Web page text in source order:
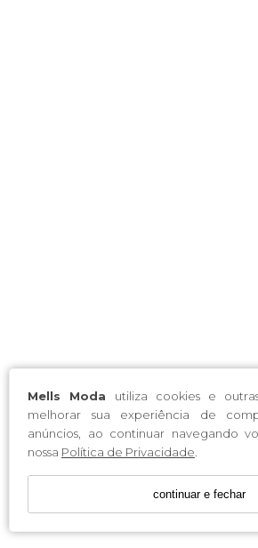
Mells Moda utiliza cookies e
melhorar sua experiência de
anúncios, ao continuar navegando
nossa Política de Privacidade
continuar e fechar